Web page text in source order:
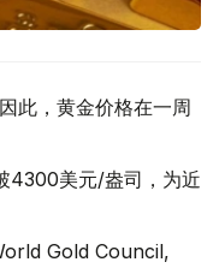
此，黄金价格在一周
4300美元/盎司，为近
Gold Council,